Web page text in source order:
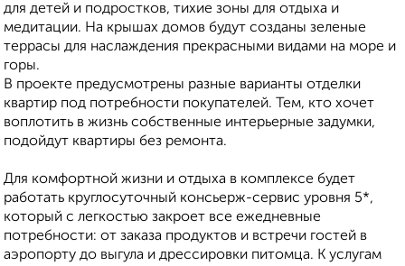
для детей и подростков, тихие зоны для отдыха и
медитации. На крышах домов будут созданы зеленые
террасы для наслаждения прекрасными видами на море и
горы.
В проекте предусмотрены разные варианты отделки
квартир под потребности покупателей. Тем, кто хочет
воплотить в жизнь собственные интерьерные задумки,
подойдут квартиры без ремонта.
Для комфортной жизни и отдыха в комплексе будет
работать круглосуточный консьерж-сервис уровня 5*,
который с легкостью закроет все ежедневные
потребности: от заказа продуктов и встречи гостей в
аэропорту до выгула и дрессировки питомца. К услугам